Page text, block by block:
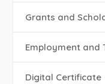
Grants and
Employment and
Digital Certificate